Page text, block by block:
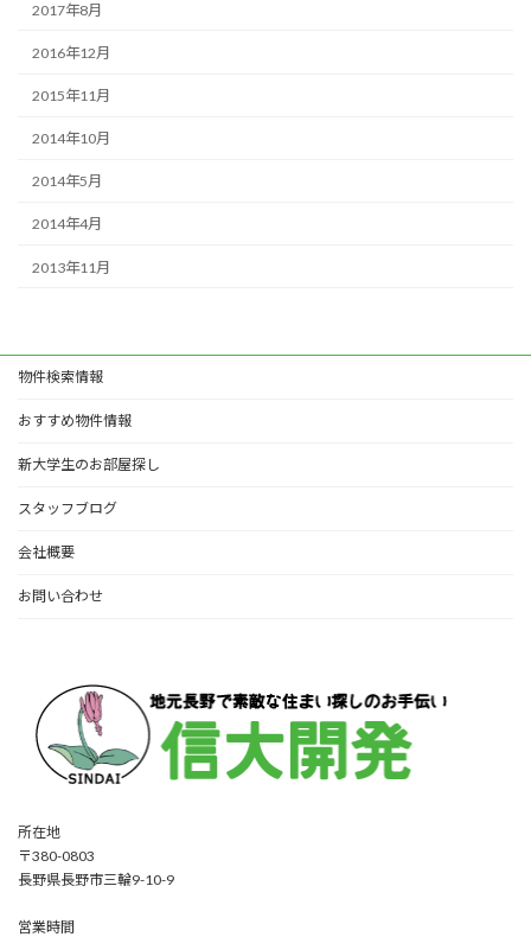
2017年8月
2016年12月
2015年11月
2014年10月
2014年5月
2014年4月
2013年11月
物件検索情報
おすすめ物件情報
新大学生のお部屋探し
スタッフブログ
会社概要
お問い合わせ
所在地
〒380-0803
長野県長野市三輪9-10-9
営業時間